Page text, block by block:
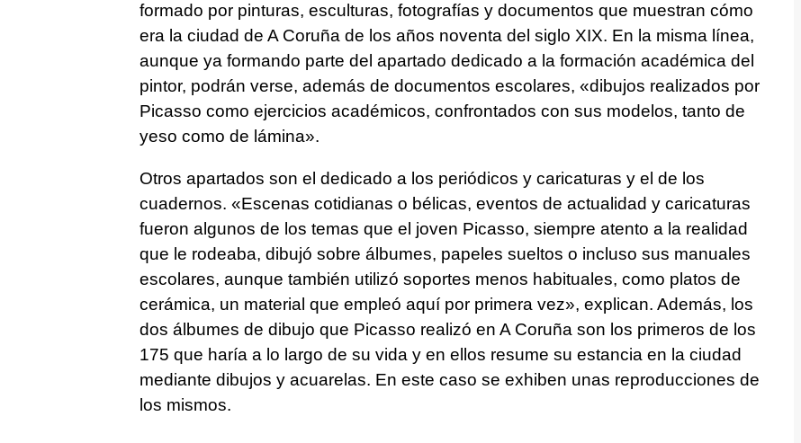
formado por pinturas, esculturas, fotografías y documentos que muestran cómo
era la ciudad de A Coruña de los años noventa del siglo XIX. En la misma línea,
aunque ya formando parte del apartado dedicado a la formación académica del
pintor, podrán verse, además de documentos escolares, «dibujos realizados por
Picasso como ejercicios académicos, confrontados con sus modelos, tanto de
yeso como de lámina».
Otros apartados son el dedicado a los periódicos y caricaturas y el de los
cuadernos. «Escenas cotidianas o bélicas, eventos de actualidad y caricaturas
fueron algunos de los temas que el joven Picasso, siempre atento a la realidad
que le rodeaba, dibujó sobre álbumes, papeles sueltos o incluso sus manuales
escolares, aunque también utilizó soportes menos habituales, como platos de
cerámica, un material que empleó aquí por primera vez», explican. Además, los
dos álbumes de dibujo que Picasso realizó en A Coruña son los primeros de los
175 que haría a lo largo de su vida y en ellos resume su estancia en la ciudad
mediante dibujos y acuarelas. En este caso se exhiben unas reproducciones de
los mismos.